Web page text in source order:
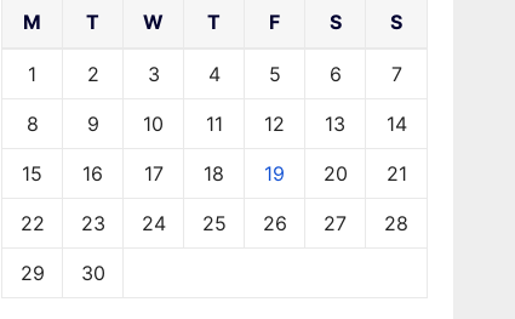
M T W T F S S
1 2 3 4 5 6 7
8 9 10 11 12 13 14
15 16 17 18 19 20 21
22 23 24 25 26 27 28
29 30